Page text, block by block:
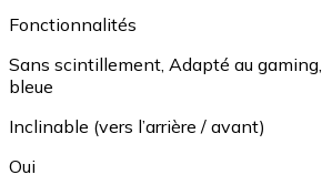
Fonctionnalités
Sans scintillement, Adapté au gaming,
bleue
Inclinable (vers l’arrière / avant)
Oui